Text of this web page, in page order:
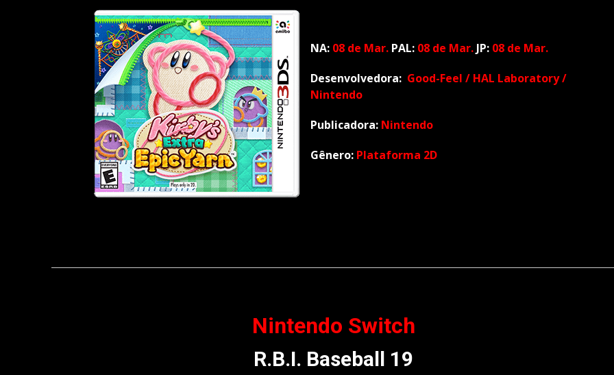
NA: 08 de Mar.PAL:08de Mar.JP:08 de Mar.
Desenvolvedora: Good-Feel / HAL Laboratory /
Nintendo
Publicadora: Nintendo
Gênero: Plataforma 2D
Nintendo Switch
R.B.I. Baseball 19